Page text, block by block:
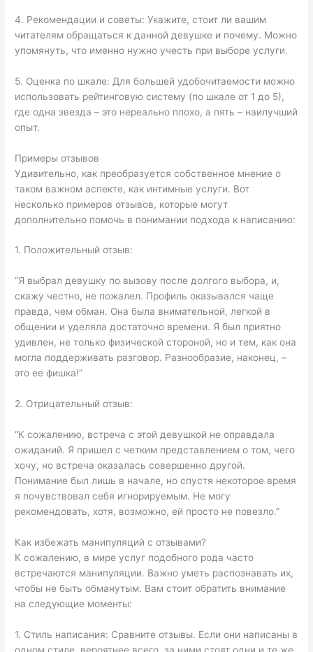
4. Рекомендации и советы: Укажите, стоит ли вашим
читателям обращаться к данной девушке и почему. Можно
упомянуть, что именно нужно учесть при выборе услуги.
5. Оценка по шкале: Для большей удобочитаемости можно
использовать рейтинговую систему (по шкале от 1 до 5),
где одна звезда – это нереально плохо, а пять – наилучший
опыт.
Примеры отзывов
Удивительно, как преобразуется собственное мнение о
таком важном аспекте, как интимные услуги. Вот
несколько примеров отзывов, которые могут
дополнительно помочь в понимании подхода к написанию:
1. Положительный отзыв:
“Я выбрал девушку по вызову после долгого выбора, и,
скажу честно, не пожалел. Профиль оказывался чаще
правда, чем обман. Она была внимательной, легкой в
общении и уделяла достаточно времени. Я был приятно
удивлен, не только физической стороной, но и тем, как она
могла поддерживать разговор. Разнообразие, наконец, –
это ее фишка!”
2. Отрицательный отзыв:
“К сожалению, встреча с этой девушкой не оправдала
ожиданий. Я пришел с четким представлением о том, чего
хочу, но встреча оказалась совершенно другой.
Понимание был лишь в начале, но спустя некоторое время
я почувствовал себя игнорируемым. Не могу
рекомендовать, хотя, возможно, ей просто не повезло.”
Как избежать манипуляций с отзывами?
К сожалению, в мире услуг подобного рода часто
встречаются манипуляции. Важно уметь распознавать их,
чтобы не быть обманутым. Вам стоит обратить внимание
на следующие моменты:
1. Стиль написания: Сравните отзывы. Если они написаны в
одном стиле, вероятнее всего, за ними стоят одни и те же